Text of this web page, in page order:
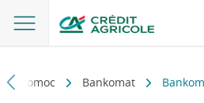
i pomoc Bankomat